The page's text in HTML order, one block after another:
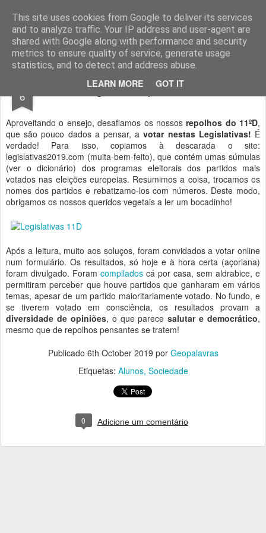
This site uses cookies from Google to deliver its services
and to analyze traffic. Your IP address and user-agent are
shared with Google along with performance and security
metrics to ensure quality of service, generate usage
statistics, and to detect and address abuse.
LEARN MORE GOT IT
Geopalavras
canal800 clique ZapCanal
6 Legislativas particulares.
Aproveitando o ensejo, desafiamos os nossosrepolhos do 11ºD,
que são pouco dados a pensar, avotar nestas Legislativas! É
verdade! Para isso, copiamos à descarada o site:
legislativas2019.com (muita-bem-feito), que contém umas súmulas
(ver o dicionário) dos programas eleitorais dos partidos mais
votados nas eleições europeias. Resumimos a coisa, trocamos os
nomes dos partidos e rebatizamo-los com números. Deste modo,
obrigamos os nossos queridos vegetais a ler um bocadinho!
Após a leitura, muito aos soluços, foram convidados a votar online
num formulário. Os resultados, só hoje e à hora certa (açoriana)
foram divulgado. Foram compilados cá por casa, sem aldrabice, e
permitiram perceber que houve partidos que ganharam em vários
temas, apesar de um partido maioritariamente votado. No fundo, e
se tiverem votado em consciência, os resultados provam a
diversidade de opiniões, o que parecesalutar e democrático,
mesmo que de repolhos pensantes se tratem!
Publicado 6th October 2019 por Geopalavras
Etiquetas: Alunos Sociedade
0 Adicione um comentário